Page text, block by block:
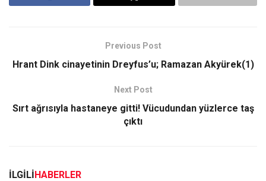
Previous Post
Hrant Dink cinayetinin Dreyfus’u; Ramazan Akyürek(1)
Next Post
Sırt ağrısıyla hastaneye gitti! Vücudundan yüzlerce taş
çıktı
İLGİLİHABERLER